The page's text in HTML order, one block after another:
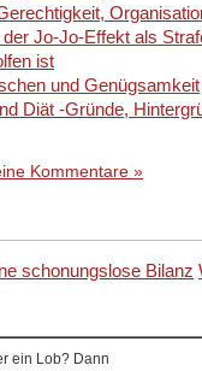
Jo-Jo-Effekt als
ist
und Genügsamkeit
Diät -Gründe,
Kommentare »
schonungslose Bilanz
ein Lob? Dann